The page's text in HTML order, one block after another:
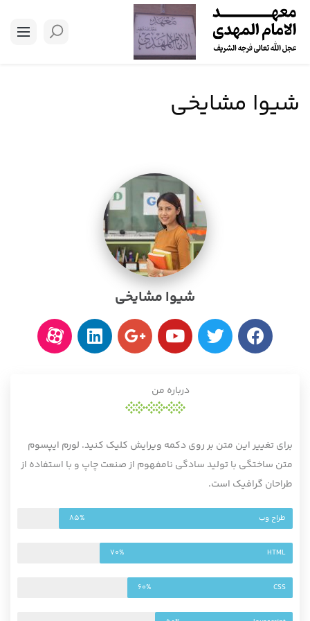
شیوا مشایخی
شیوا مشایخی
درباره من
برای تغییر این متن بر روی دکمه ویرایش کلیک کنید. لورم ایپسوم
متن ساختگی با تولید سادگی نامفهوم از صنعت چاپ و با استفاده از
طراحان گرافیک است.
طراح وب 85%
HTML
70%
CSS
60%